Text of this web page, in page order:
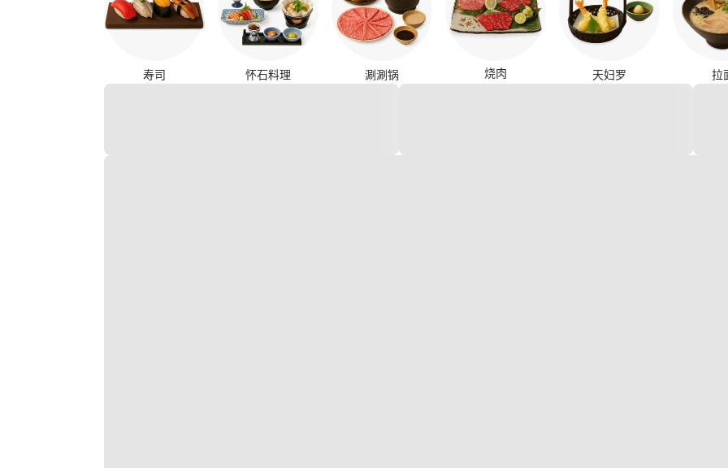
寿司 怀石料理 涮涮锅 烧肉 天妇罗 拉